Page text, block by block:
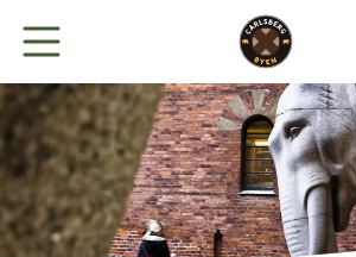
BYEN
LEJ KONTOR